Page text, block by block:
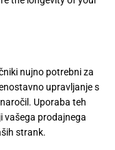
nujno potrebni za
upravljanje s
Uporaba teh
vašega prodajnega
strank.